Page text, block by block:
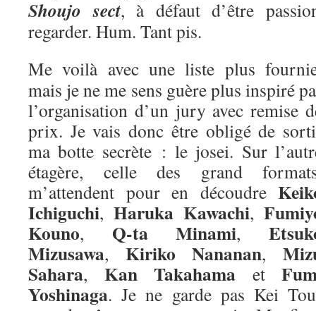
Shoujo sect, à défaut d’être
regarder. Hum. Tant pis.
Me voilà avec une liste plus
mais je ne me sens guère plus inspiré
l’organisation d’un jury avec remise
prix. Je vais donc être obligé de
ma botte secrète : le josei. Sur
étagère, celle des grand
m’attendent pour en découdre
Ichiguchi, Haruka Kawachi,
Kouno, Q-ta Minami,
Mizusawa, Kiriko Nananan,
Sahara, Kan Takahama et
Yoshinaga. Je ne garde pas Kei